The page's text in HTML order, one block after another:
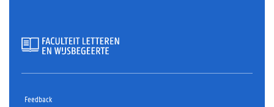
Feedback